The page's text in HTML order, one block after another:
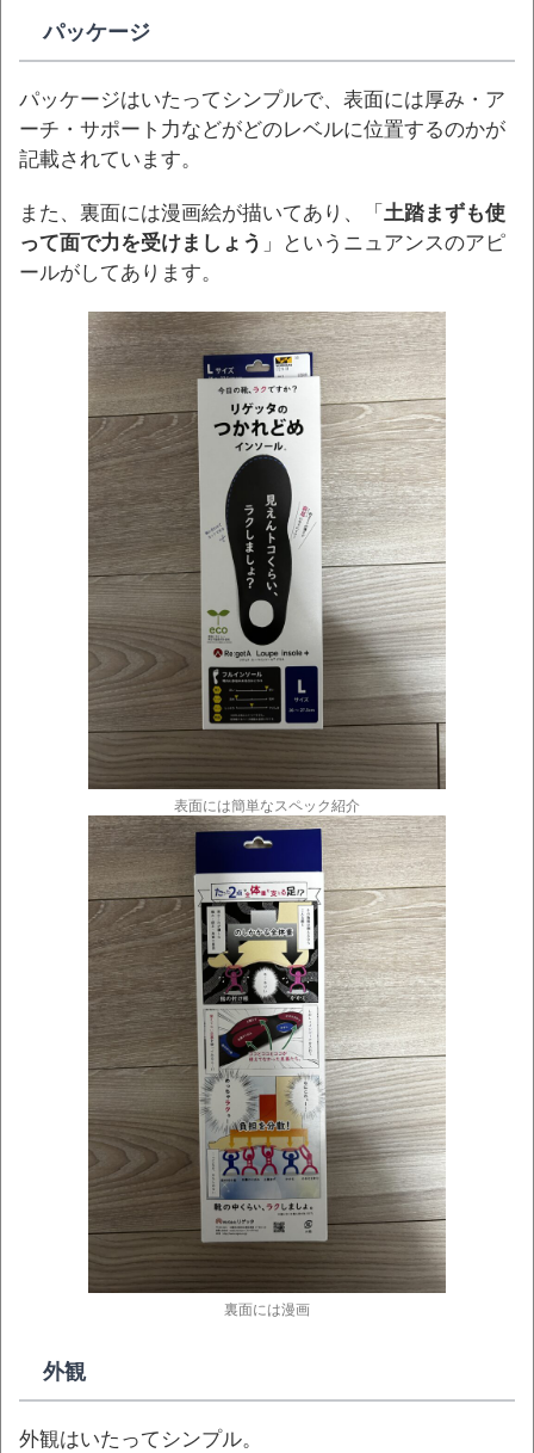
パッケージ
パッケージはいたってシンプルで、表面には厚み・ア
ーチ・サポート力などがどのレベルに位置するのかが
記載されています。
また、裏面には漫画絵が描いてあり、「 土踏まずも使
って面で力を受けましょう 」というニュアンスのアピ
ールがしてあります。
表面には簡単なスペック紹介
裏面には漫画
外観
外観はいたってシンプル。